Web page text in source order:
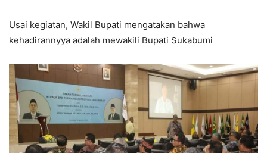
Usai kegiatan, Wakil Bupati mengatakan bahwa
kehadirannyya adalah mewakili Bupati Sukabumi